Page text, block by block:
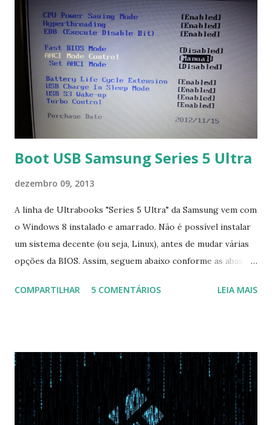
Boot USB Samsung Series 5 Ultra
dezembro 09, 2013
A linha de Ultrabooks "Series 5 Ultra" da Samsung vem com
o Windows 8 instalado e amarrado. Não é possível instalar
um sistema decente (ou seja, Linux), antes de mudar várias
opções da BIOS. Assim, seguem abaixo conforme as abas, a
Na inicialização aperte F2 para acessar a BIOS e então faça
com Win, deixe essa opção no Auto ) Set AHCI Mode ->
Disabled USB S3 Wake-up -> Enabled Boot: Secure Boot ->
Disabled OS Mode Selection -> UEFI and CSM OS (Essa
opção garante boot com Win e Linux) Boot > Boot Priority
COMPARTILHAR 5 COMENTÁRIOS LEIA MAIS